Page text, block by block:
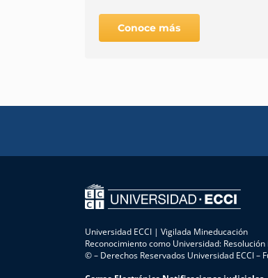
Conoce más
Universidad ECCI | Vigilada Mineducación
Reconocimiento como Universidad:
© – Derechos Reservados Universidad ECCI –